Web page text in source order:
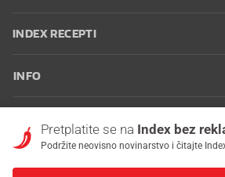
INDEX RECEPTI
INFO
korištenja
Postavke kolačića
Pretplatite se na Index bez
Podržite neovisno novinarstvo i čitajte